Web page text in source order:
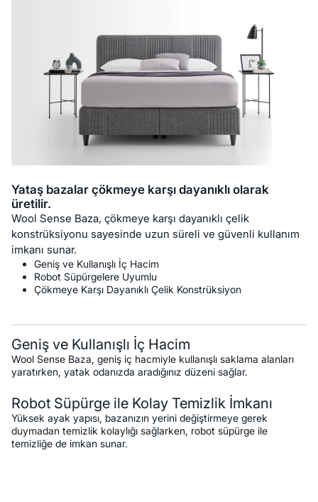
Yataş bazalar çökmeye karşı dayanıklı olarak
üretilir.
Wool Sense Baza, çökmeye karşı dayanıklı çelik
konstrüksiyonu sayesinde uzun süreli ve güvenli kullanım
imkanı sunar.
Geniş ve Kullanışlı İç Hacim
Robot Süpürgelere Uyumlu
Çökmeye Karşı Dayanıklı Çelik Konstrüksiyon
Geniş ve Kullanışlı İç Hacim
Wool Sense Baza, geniş iç hacmiyle kullanışlı saklama alanları
yaratırken, yatak odanızda aradığınız düzeni sağlar.
Robot Süpürge ile Kolay Temizlik İmkanı
Yüksek ayak yapısı, bazanızın yerini değiştirmeye gerek
duymadan temizlik kolaylığı sağlarken, robot süpürge ile
temizliğe de imkan sunar.